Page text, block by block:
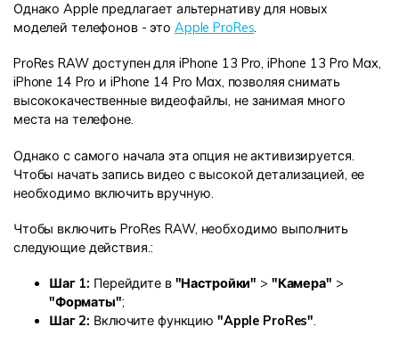
Однако Apple предлагает альтернативу для новых
моделей телефонов - это Apple ProRes.
ProRes RAW доступен для iPhone 13 Pro, iPhone 13 Pro Max,
iPhone 14 Pro и iPhone 14 Pro Max, позволяя снимать
высококачественные видеофайлы, не занимая много
места на телефоне.
Однако с самого начала эта опция не активизируется.
Чтобы начать запись видео с высокой детализацией, ее
необходимо включить вручную.
Чтобы включить ProRes RAW, необходимо выполнить
следующие действия.:
Шаг 1: Перейдите в "Настройки" > "Камера" >
"Форматы";
Шаг 2: Включите функцию "Apple ProRes".